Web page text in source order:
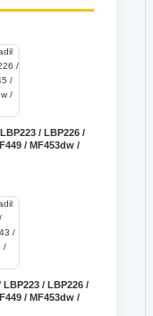
/ LBP226 /
/ MF453dw /
/ LBP226 /
/ MF453dw /